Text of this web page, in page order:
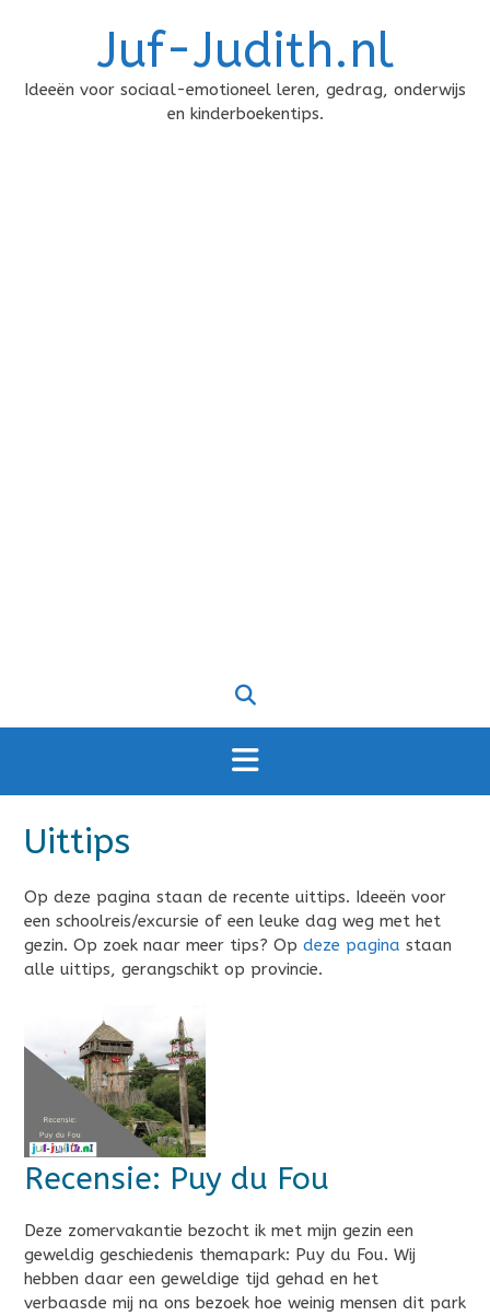
Juf-Judith.nl
Ideeën voor sociaal-emotioneel leren, gedrag, onderwijs
en kinderboekentips.
Uittips
Op deze pagina staan de recente uittips. Ideeën voor
een schoolreis/excursie of een leuke dag weg met het
gezin. Op zoek naar meer tips? Op deze pagina staan
alle uittips, gerangschikt op provincie.
Recensie: Puy du Fou
Deze zomervakantie bezocht ik met mijn gezin een
geweldig geschiedenis themapark: Puy du Fou. Wij
hebben daar een geweldige tijd gehad en het
verbaasde mij na ons bezoek hoe weinig mensen dit park